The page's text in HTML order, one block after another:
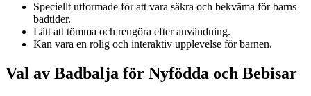
Speciellt utformade för att vara säkra och bekväma för barns
badtider.
Lätt att tömma och rengöra efter användning.
Kan vara en rolig och interaktiv upplevelse för barnen.
Val av Badbalja för Nyfödda och Bebisar